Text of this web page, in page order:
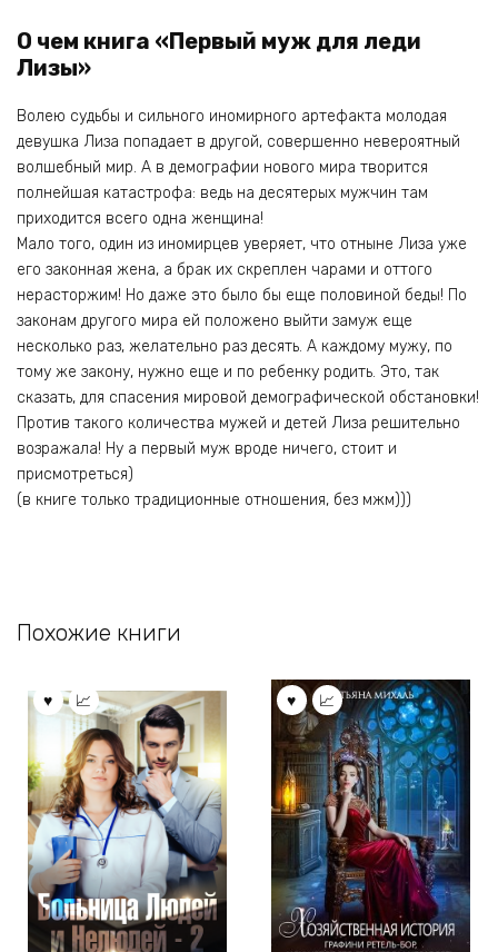
О чем книга «Первый муж для леди
Лизы»
Волею судьбы и сильного иномирного артефакта молодая
девушка Лиза попадает в другой, совершенно невероятный
волшебный мир. А в демографии нового мира творится
полнейшая катастрофа: ведь на десятерых мужчин там
приходится всего одна женщина!
Мало того, один из иномирцев уверяет, что отныне Лиза уже
его законная жена, а брак их скреплен чарами и оттого
нерасторжим! Но даже это было бы еще половиной беды! По
законам другого мира ей положено выйти замуж еще
несколько раз, желательно раз десять. А каждому мужу, по
тому же закону, нужно еще и по ребенку родить. Это, так
сказать, для спасения мировой демографической обстановки!
Против такого количества мужей и детей Лиза решительно
возражала! Ну а первый муж вроде ничего, стоит и
присмотреться)
(в книге только традиционные отношения, без мжм)))
Похожие книги